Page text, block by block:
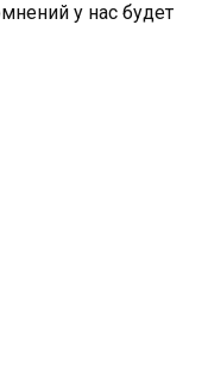
у нас будет